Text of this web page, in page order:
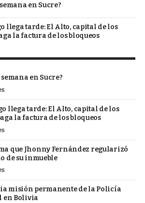
en Sucre?
llega tarde: El Alto, capital de los
la factura de los bloqueos
en Sucre?
llega tarde: El Alto, capital de los
la factura de los bloqueos
que Jhonny Fernández regularizó
de su inmueble
misión permanente de la Policía
en Bolivia